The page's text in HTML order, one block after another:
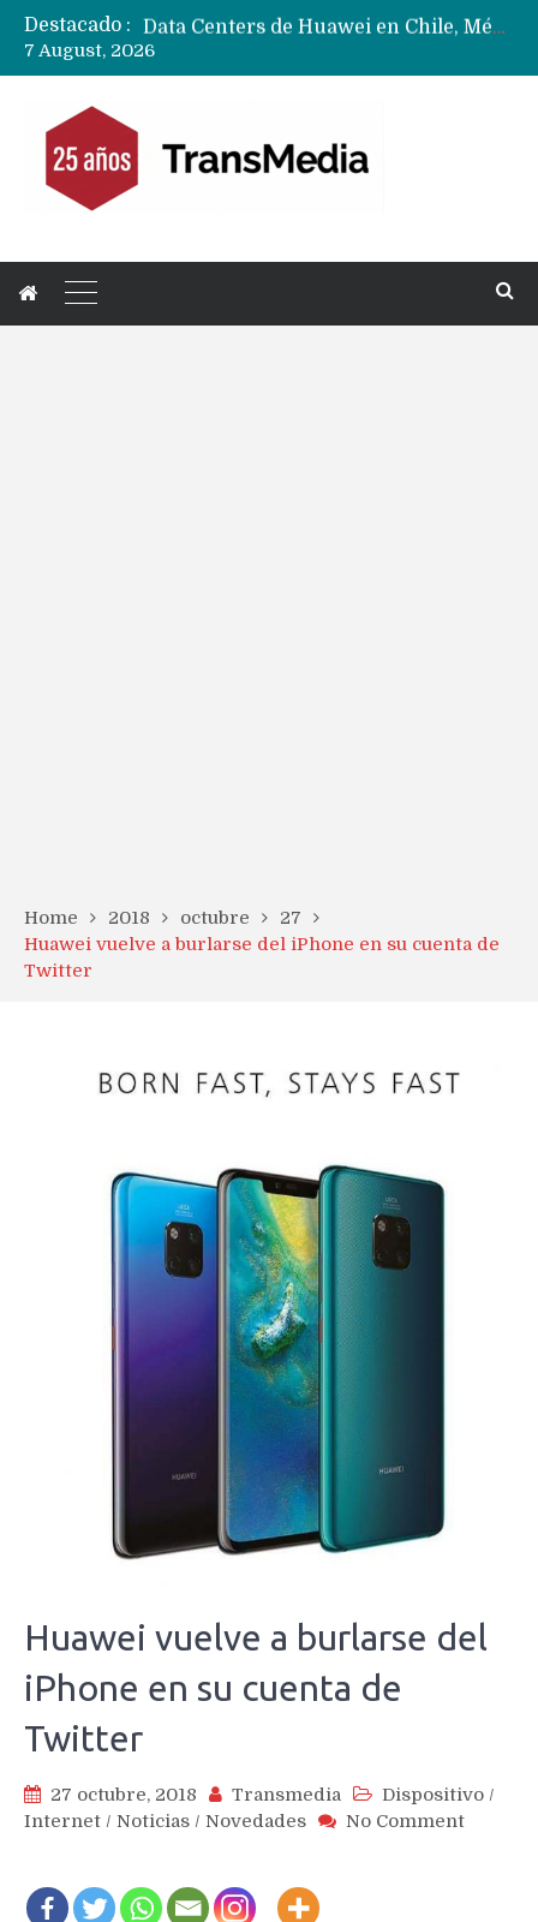
Destacado :
Data Centers de Huawei en Chile, México, Brasil,Perú y Argentina podrían verse afectados por arremetida de EE.UU
7 August, 2026
Home 2018 octubre
27
Huawei vuelve a burlarse del iPhone en su cuenta de
Twitter
Huawei vuelve a burlarse del
iPhone en su cuenta de
Twitter
27 octubre, 2018 Transmedia Dispositivo /
Internet / Noticias / Novedades No Commenton